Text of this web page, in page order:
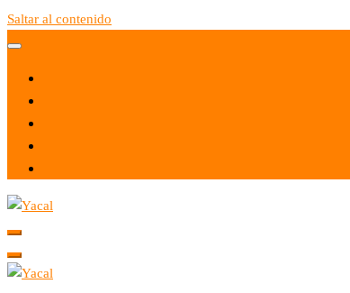
Saltar al contenido